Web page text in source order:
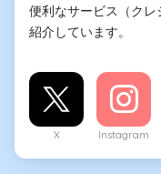
便利なサービス（ク
紹介しています。
X Instagram